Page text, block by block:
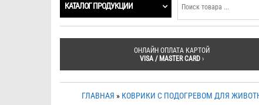
КАТАЛОГ ПРОДУКЦИИ
ОНЛАЙН ОПЛАТА КАРТОЙ
VISA / MASTER CARD›
ГЛАВНАЯ » КОВРИКИ С ПОДОГРЕВОМ ДЛЯ